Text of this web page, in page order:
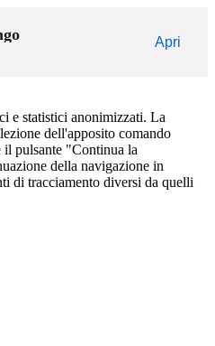
Apri
e statistici anonimizzati. La
dell'apposito comando
pulsante "Continua la
della navigazione in
di tracciamento diversi da quelli